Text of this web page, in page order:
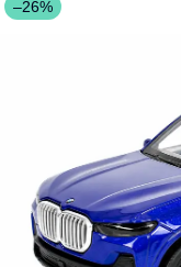
–26%